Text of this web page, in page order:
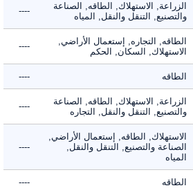
الزراعة, الاستهلاك, الطاقه, الصناعة
والتصنيع, التنقل والنقل, المياه
----
الطاقه, التجاره, إستعمال الأراضي,
الاستهلاك, السكان, الحكم
----
الطاقه ----
الزراعة, الاستهلاك, الطاقه, الصناعة
والتصنيع, التنقل والنقل, التجاره
----
الاستهلاك, الطاقه, إستعمال الأراضي,
الصناعة والتصنيع, التنقل والنقل,
المياه
----
الطاقه ----